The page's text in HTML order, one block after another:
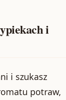
i
i szukasz
potraw,